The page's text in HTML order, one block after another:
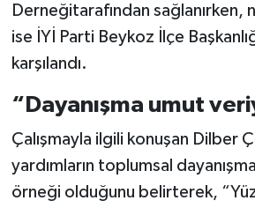
Derneğitarafından sağlanırken,
ise İYİ Parti Beykoz İlçe
karşılandı.
“Dayanışma umut
Çalışmayla ilgili konuşan Dilber
yardımların toplumsal
örneği olduğunu belirterek,